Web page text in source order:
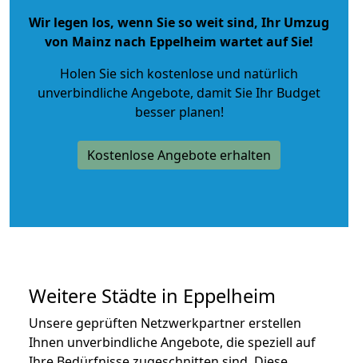
Wir legen los, wenn Sie so weit sind, Ihr Umzug
von Mainz nach Eppelheim wartet auf Sie!
Holen Sie sich kostenlose und natürlich
unverbindliche Angebote, damit Sie Ihr Budget
besser planen!
Kostenlose Angebote erhalten
Weitere Städte in Eppelheim
Unsere geprüften Netzwerkpartner erstellen
Ihnen unverbindliche Angebote, die speziell auf